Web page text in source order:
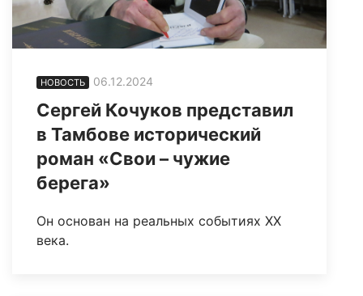
НОВОСТЬ 06.12.2024
Сергей Кочуков представил
в Тамбове исторический
роман «Свои – чужие
берега»
Он основан на реальных событиях ХХ
века.